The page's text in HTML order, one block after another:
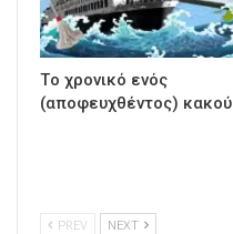
Τo χρονικό ενός
(αποφευχθέντος) κακού
PREV NEXT